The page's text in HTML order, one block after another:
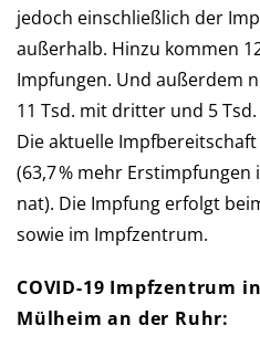
je­doch ein­schließ­lich der
außerhalb. Hinzu kommen
Impfungen. Und außer­dem
11 Tsd. mit drit­ter und 5
Die aktu­elle
(63,7 % mehr
nat). Die Imp­fung er­folgt
so­wie im Impfzentrum.
COVID-19 Impfzentrum
Mülheim an der Ruhr: